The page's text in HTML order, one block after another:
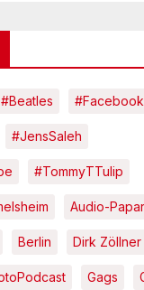
#Beatles #Facebook
#JensSaleh
#TommyTTulip
Audio-
Berlin Dirk Zöllner
Gags